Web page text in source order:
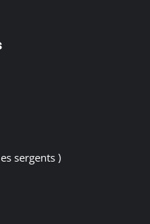
sergents )